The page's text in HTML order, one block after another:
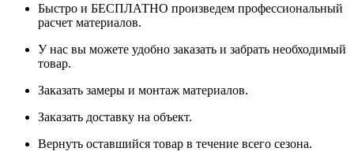
Быстро и БЕСПЛАТНО произведем профессиональный
расчет материалов.
У нас вы можете удобно заказать и забрать необходимый
товар.
Заказать замеры и монтаж материалов.
Заказать доставку на объект.
Вернуть оставшийся товар в течение всего сезона.